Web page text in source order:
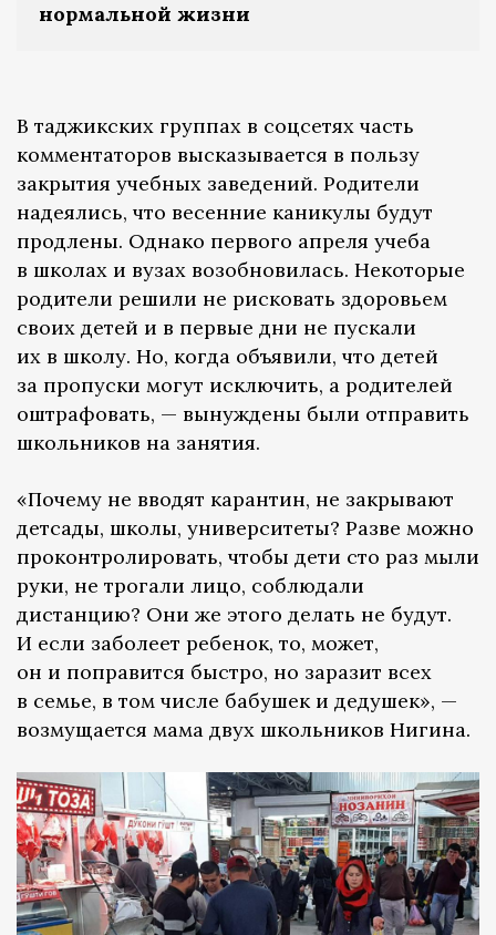
нормальной жизни
В таджикских группах в соцсетях часть
комментаторов высказывается в пользу
закрытия учебных заведений. Родители
надеялись, что весенние каникулы будут
продлены. Однако первого апреля учеба
в школах и вузах возобновилась. Некоторые
родители решили не рисковать здоровьем
своих детей и в первые дни не пускали
их в школу. Но, когда объявили, что детей
за пропуски могут исключить, а родителей
оштрафовать, — вынуждены были отправить
школьников на занятия.
«Почему не вводят карантин, не закрывают
детсады, школы, университеты? Разве можно
проконтролировать, чтобы дети сто раз мыли
руки, не трогали лицо, соблюдали
дистанцию? Они же этого делать не будут.
И если заболеет ребенок, то, может,
он и поправится быстро, но заразит всех
в семье, в том числе бабушек и дедушек», —
возмущается мама двух школьников Нигина.